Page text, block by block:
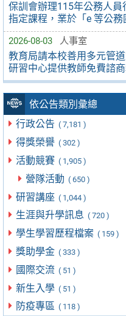
保訓會辦理115年公務人
指定課程，業於「e 等公
2026-08-03 人事室
教育局請本校善用多元管
研習中心提供教師免費諮
依公告類別彙總
行政公告 ( 7,181 )
得獎榮譽 ( 302 )
活動競賽 ( 1,905 )
營隊活動 ( 650 )
研習講座 ( 1,044 )
生涯與升學訊息 ( 720 )
學生學習歷程檔案 ( 159 )
獎助學金 ( 333 )
國際交流 ( 51 )
新生入學 ( 51 )
防疫專區 ( 118 )